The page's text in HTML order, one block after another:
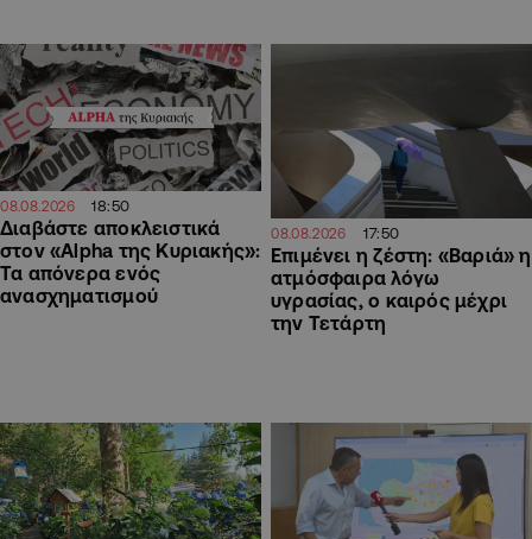
08.08.2026 18:50
Διαβάστε αποκλειστικά
στον «Alpha της Κυριακής»:
Τα απόνερα ενός
ανασχηματισμού
08.08.2026 17:50
Επιμένει η ζέστη: «Βαριά» η
ατμόσφαιρα λόγω
υγρασίας, ο καιρός μέχρι
την Τετάρτη